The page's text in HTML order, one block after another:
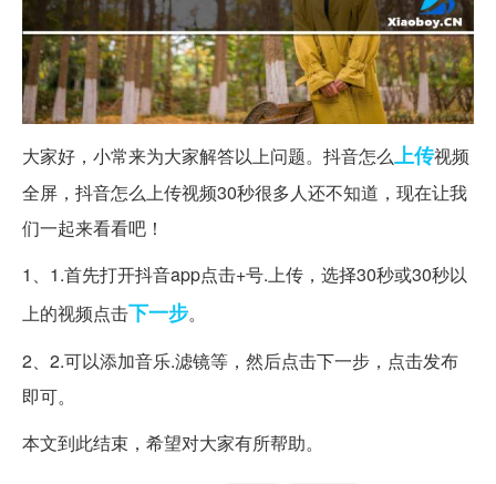
大家好，小常来为大家解答以上问题。抖音怎么上传视频
全屏，抖音怎么上传视频30秒很多人还不知道，现在让我
们一起来看看吧！
1、1.首先打开抖音app点击+号.上传，选择30秒或30秒以
上的视频点击下一步。
2、2.可以添加音乐.滤镜等，然后点击下一步，点击发布
即可。
本文到此结束，希望对大家有所帮助。